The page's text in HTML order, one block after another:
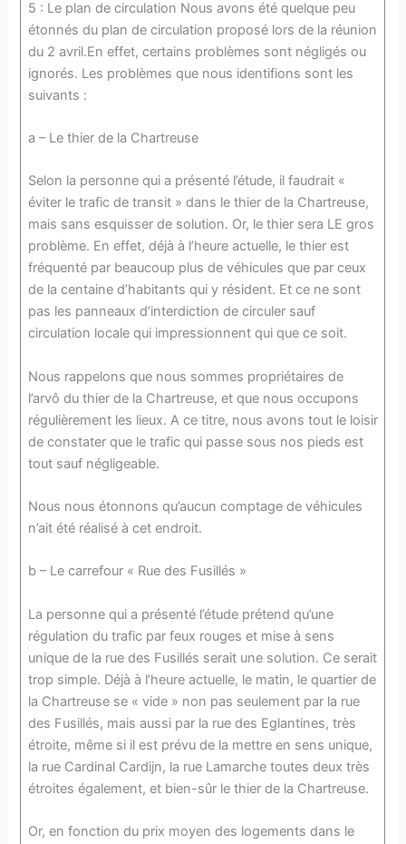
5 : Le plan de circulation Nous avons été quelque peu
étonnés du plan de circulation proposé lors de la réunion
du 2 avril.En effet, certains problèmes sont négligés ou
ignorés. Les problèmes que nous identifions sont les
suivants :
a – Le thier de la Chartreuse
Selon la personne qui a présenté l’étude, il faudrait «
éviter le trafic de transit » dans le thier de la Chartreuse,
mais sans esquisser de solution. Or, le thier sera LE gros
problème. En effet, déjà à l’heure actuelle, le thier est
fréquenté par beaucoup plus de véhicules que par ceux
de la centaine d’habitants qui y résident. Et ce ne sont
pas les panneaux d’interdiction de circuler sauf
circulation locale qui impressionnent qui que ce soit.
Nous rappelons que nous sommes propriétaires de
l’arvô du thier de la Chartreuse, et que nous occupons
régulièrement les lieux. A ce titre, nous avons tout le loisir
de constater que le trafic qui passe sous nos pieds est
tout sauf négligeable.
Nous nous étonnons qu’aucun comptage de véhicules
n’ait été réalisé à cet endroit.
b – Le carrefour « Rue des Fusillés »
La personne qui a présenté l’étude prétend qu’une
régulation du trafic par feux rouges et mise à sens
unique de la rue des Fusillés serait une solution. Ce serait
trop simple. Déjà à l’heure actuelle, le matin, le quartier de
la Chartreuse se « vide » non pas seulement par la rue
des Fusillés, mais aussi par la rue des Eglantines, très
étroite, même si il est prévu de la mettre en sens unique,
la rue Cardinal Cardijn, la rue Lamarche toutes deux très
étroites également, et bien-sûr le thier de la Chartreuse.
Or, en fonction du prix moyen des logements dans le